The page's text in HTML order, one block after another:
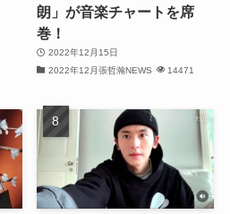
(32)
(29)
(31)
(32)
朗」が音楽チャートを席
巻！
2022年12月15日
2022年12月張哲瀚NEWS
14471